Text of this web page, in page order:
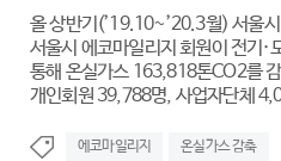
올 상반기(’19.10~’20.3월) 서울
서울시 에코마일리지 회원이 전기·
통해 온실가스 163,818톤CO2를
개인회원 39,788명, 사업자단체
에코마일리지 온실가스 감축